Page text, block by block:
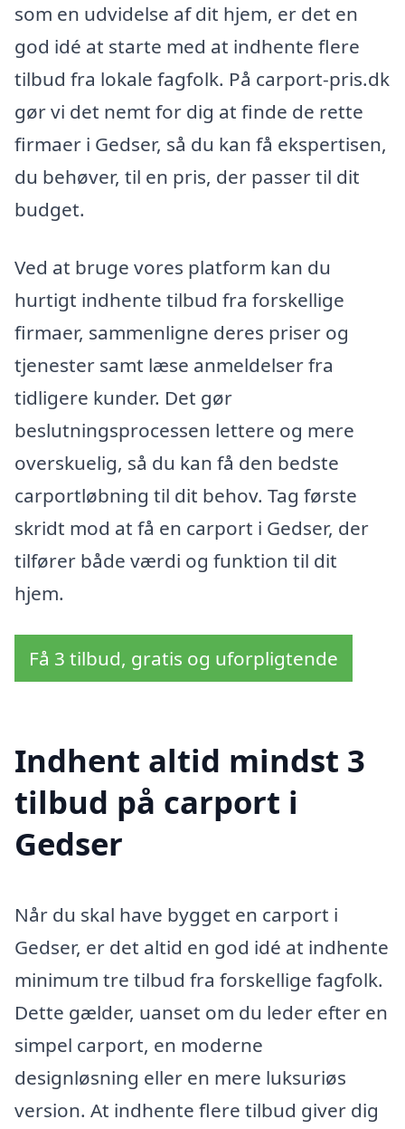
som en udvidelse af dit hjem, er det en
god idé at starte med at indhente flere
tilbud fra lokale fagfolk. På carport-pris.dk
gør vi det nemt for dig at finde de rette
firmaer i Gedser, så du kan få ekspertisen,
du behøver, til en pris, der passer til dit
budget.
Ved at bruge vores platform kan du
hurtigt indhente tilbud fra forskellige
firmaer, sammenligne deres priser og
tjenester samt læse anmeldelser fra
tidligere kunder. Det gør
beslutningsprocessen lettere og mere
overskuelig, så du kan få den bedste
carportløbning til dit behov. Tag første
skridt mod at få en carport i Gedser, der
tilfører både værdi og funktion til dit
hjem.
Få 3 tilbud, gratis og uforpligtende
Indhent altid mindst 3
tilbud på carport i
Gedser
Når du skal have bygget en carport i
Gedser, er det altid en god idé at indhente
minimum tre tilbud fra forskellige fagfolk.
Dette gælder, uanset om du leder efter en
simpel carport, en moderne
designløsning eller en mere luksuriøs
version. At indhente flere tilbud giver dig